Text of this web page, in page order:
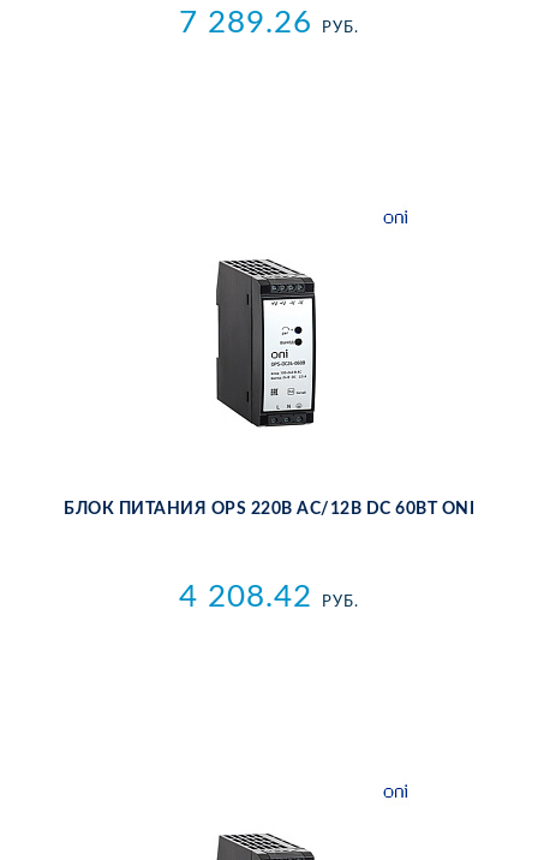
7 289.26 РУБ.
БЛОК ПИ­ТА­НИЯ OPS 220В AC/12В DC 60ВТ ONI
4 208.42 РУБ.